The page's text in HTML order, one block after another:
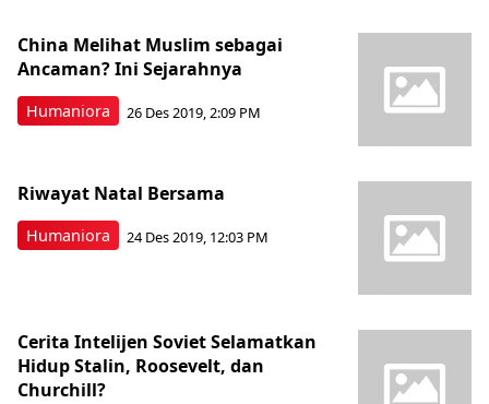
Humaniora
China Melihat Muslim sebagai
Ancaman? Ini Sejarahnya
26 Des 2019, 2:09 PM
Humaniora
Riwayat Natal Bersama
24 Des 2019, 12:03 PM
Cerita Intelijen Soviet Selamatkan
Hidup Stalin, Roosevelt, dan
Churchill?